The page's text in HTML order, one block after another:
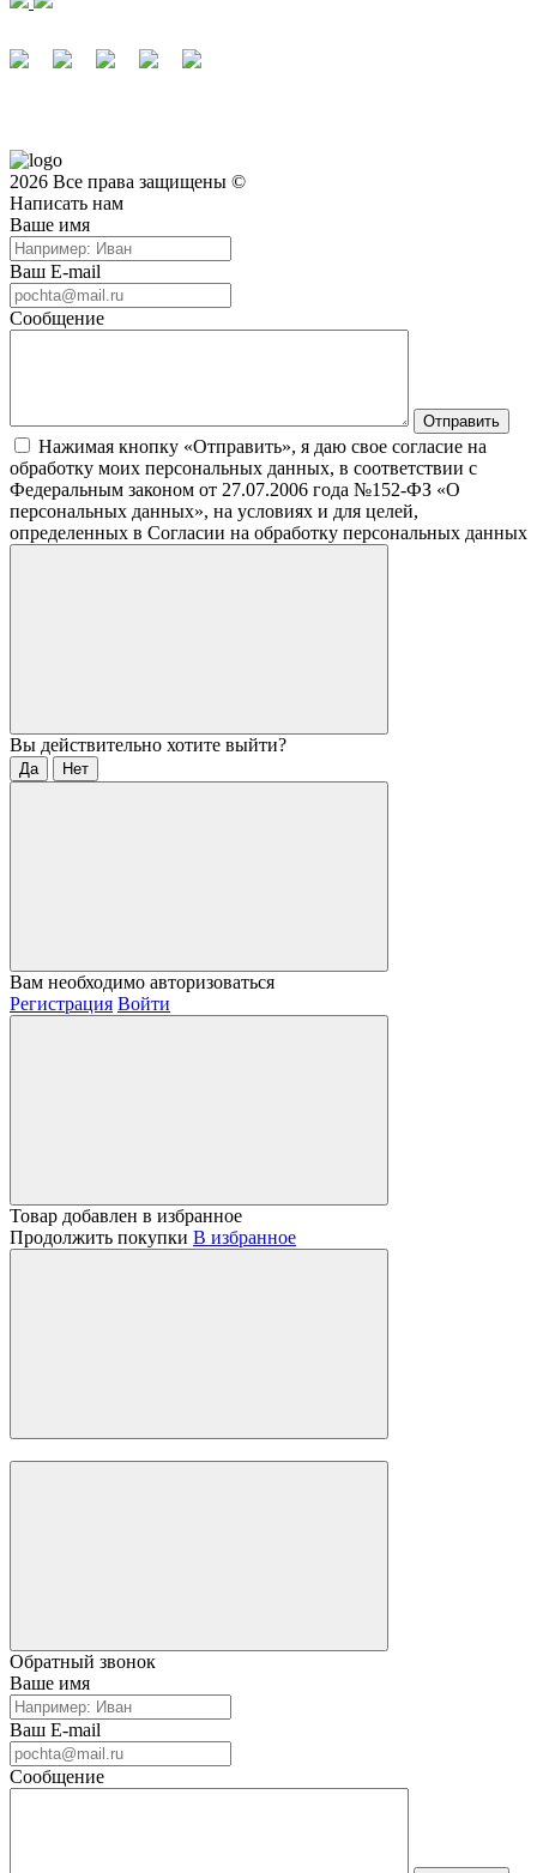
2026 Все права защищены ©
Написать нам
Ваше имя
Ваш E-mail
Сообщение
Нажимая кнопку «Отправить», я даю свое согласие на
обработку моих персональных данных, в соответствии с
Федеральным законом от 27.07.2006 года №152-ФЗ «О
персональных данных», на условиях и для целей,
определенных в Согласии на обработку персональных данных
Вы действительно хотите выйти?
Да Нет
Вам необходимо авторизоваться
Регистрация Войти
Товар добавлен в избранное
Продолжить покупки В избранное
Обратный звонок
Ваше имя
Ваш E-mail
Сообщение